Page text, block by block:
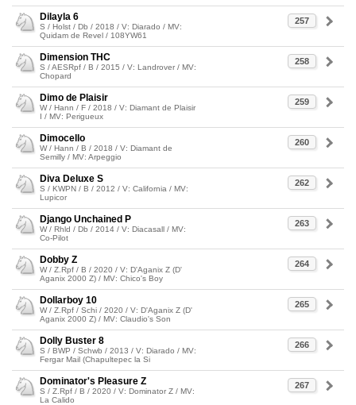
257
Dilayla 6
S / Holst / Db / 2018 / V: Diarado / MV:
Quidam de Revel / 108YW61
258
Dimension THC
S / AESRpf / B / 2015 / V: Landrover / MV:
Chopard
259
Dimo de Plaisir
W / Hann / F / 2018 / V: Diamant de Plaisir
I / MV: Perigueux
260
Dimocello
W / Hann / B / 2018 / V: Diamant de
Semilly / MV: Arpeggio
262
Diva Deluxe S
S / KWPN / B / 2012 / V: California / MV:
Lupicor
263
Django Unchained P
W / Rhld / Db / 2014 / V: Diacasall / MV:
Co-Pilot
264
Dobby Z
W / Z.Rpf / B / 2020 / V: D'Aganix Z (D'
Aganix 2000 Z) / MV: Chico's Boy
265
Dollarboy 10
W / Z.Rpf / Schi / 2020 / V: D'Aganix Z (D'
Aganix 2000 Z) / MV: Claudio's Son
266
Dolly Buster 8
S / BWP / Schwb / 2013 / V: Diarado / MV:
Fergar Mail (Chapultepec la Si
267
Dominator's Pleasure Z
S / Z.Rpf / B / 2020 / V: Dominator Z / MV:
La Calido